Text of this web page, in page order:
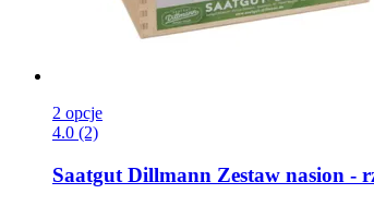
2 opcje
4.0 (2)
Saatgut Dillmann Zestaw nasion -​